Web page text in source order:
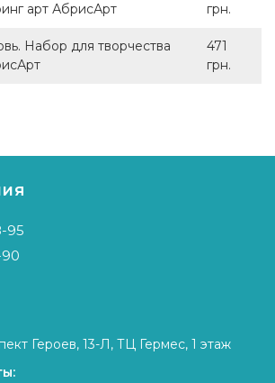
арт АбрисАрт
грн.
Набор для творчества
471
грн.
95
Героев, 13-Л, ТЦ Гермес, 1 этаж